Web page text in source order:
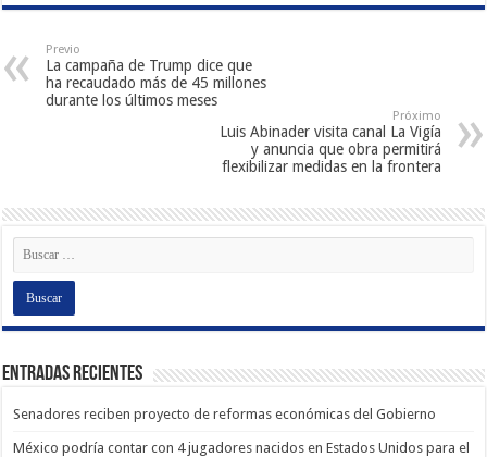
Previo
La campaña de Trump dice que
ha recaudado más de 45 millones
durante los últimos meses
Próximo
Luis Abinader visita canal La Vigía
y anuncia que obra permitirá
flexibilizar medidas en la frontera
Entradas recientes
Senadores reciben proyecto de reformas económicas del Gobierno
México podría contar con 4 jugadores nacidos en Estados Unidos para el